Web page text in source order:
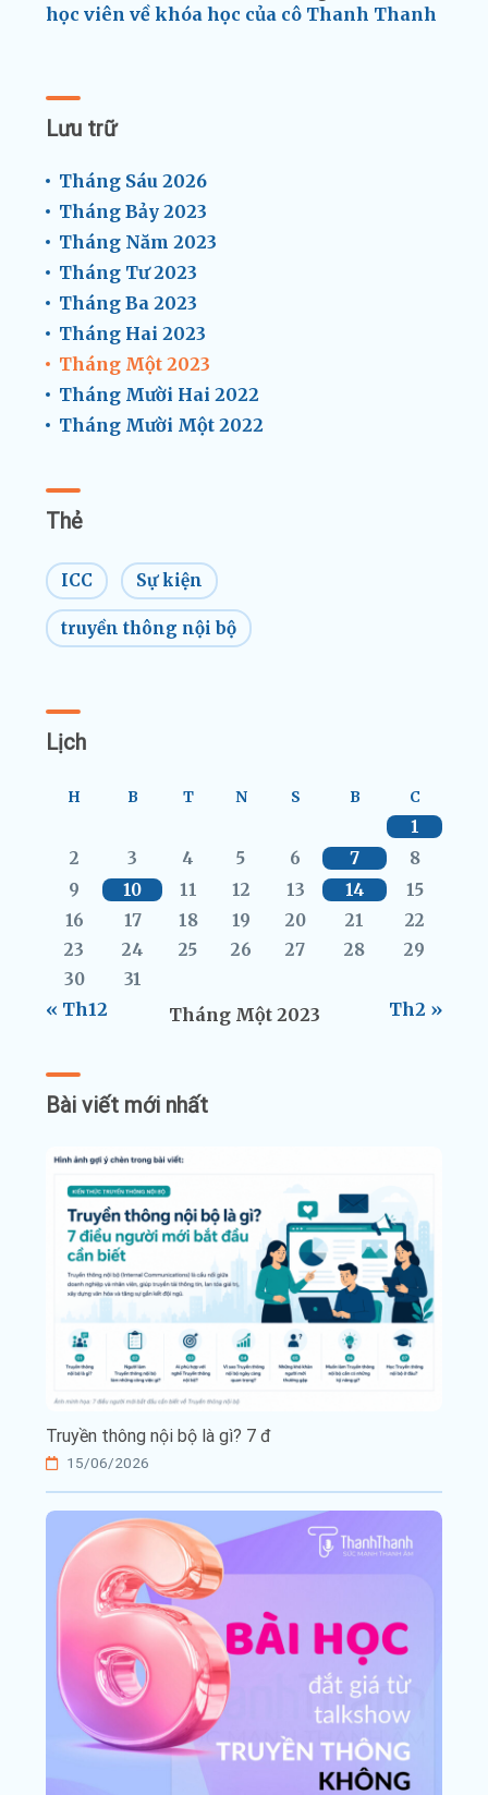
học viên về khóa học của cô Thanh Thanh
Lưu trữ
Tháng Sáu 2026
Tháng Bảy 2023
Tháng Năm 2023
Tháng Tư 2023
Tháng Ba 2023
Tháng Hai 2023
Tháng Một 2023
Tháng Mười Hai 2022
Tháng Mười Một 2022
Thẻ
ICC Sự kiện
truyền thông nội bộ
Lịch
Tháng Một 2023
H B T N S B C
1
2
3 4 5 6 7
8
9
10 11 12 13 14
15
16
17 18 19 20 21
22
23
24 25 26 27 28
29
30
31
« Th12 Th2 »
Bài viết mới nhất
Truyền thông nội bộ là gì? 7 đ
15/06/2026